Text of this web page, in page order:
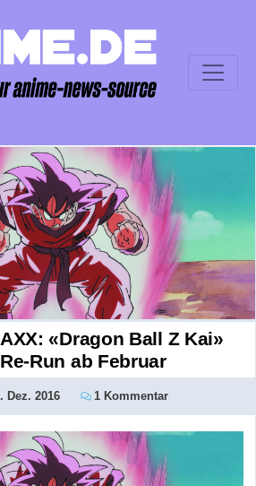
«Dragon Ball Z Kai»
Run ab Februar
Dez. 2016 1 Kommentar